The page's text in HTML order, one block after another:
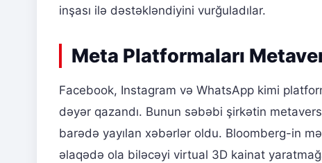
inşası ilə dəstəkləndiyini vurğuladılar.
Meta Platformaları
Facebook, Instagram və WhatsApp kimi
dəyər qazandı. Bunun səbəbi şirkətin
barədə yayılan xəbərlər oldu. Bloomberg-in
əlaqədə ola biləcəyi virtual 3D kainat